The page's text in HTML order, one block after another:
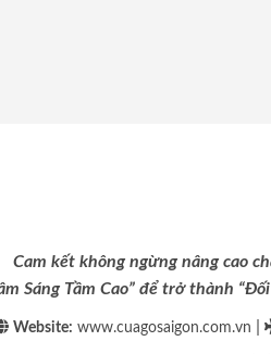
Cam kết không ngừng nâng cao
Sáng Tầm Cao” để trở thành
Website: www.cuagosaigon.com.vn